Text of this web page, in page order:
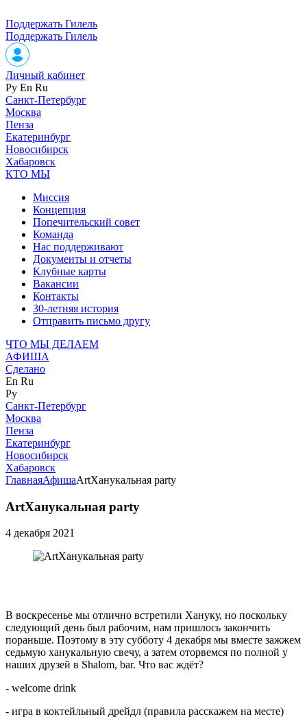
Поддержать Гилель
Поддержать Гилель
Личный кабинет
Ру En Ru
Санкт-Петербург
Москва
Пенза
Екатеринбург
Новосибирск
Хабаровск
КТО МЫ
Миссия
Концепция
Попечительский совет
Команда
Нас поддерживают
Документы и отчеты
Клубные карты
Вакансии
Контакты
30-летняя история
Отправить письмо другу
ЧТО МЫ ДЕЛАЕМ
АФИША
Сделано
En Ru
Ру
Санкт-Петербург
Москва
Пенза
Екатеринбург
Новосибирск
Хабаровск
ГлавнаяАфишаArtХанукальная party
ArtХанукальная party
4 декабря 2021
В воскресенье мы отлично встретили Хануку, но поскольку
следующий день был рабочим, нам пришлось закончить
пораньше. Поэтому в эту субботу 4 декабря мы вместе зажжем
седьмую ханукальную свечу, а затем оторвемся по полной у
наших друзей в Shalom, bar. Что вас ждёт?
- welcome drink
- игра в коктейльный дрейдл (правила расскажем на месте)